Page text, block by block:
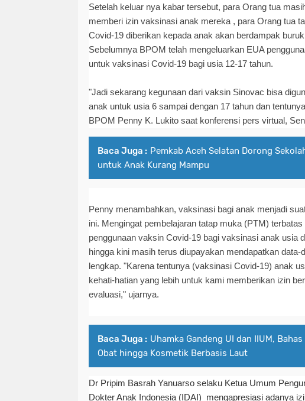
Setelah keluar nya kabar tersebut, para Orang tua
memberi izin vaksinasi anak mereka , para Orang tua
Covid-19 diberikan kepada anak akan berdampak
Sebelumnya BPOM telah mengeluarkan EUA
untuk vaksinasi Covid-19 bagi usia 12-17 tahun.
"Jadi sekarang kegunaan dari vaksin Sinovac bisa
anak untuk usia 6 sampai dengan 17 tahun dan
BPOM Penny K. Lukito saat konferensi pers virtual,
Baca Juga : Pemkab Aceh Selatan Dorong
untuk Anak Kurang Mampu
Penny menambahkan, vaksinasi bagi anak menjadi
ini. Mengingat pembelajaran tatap muka (PTM)
penggunaan vaksin Covid-19 bagi vaksinasi anak usia
hingga kini masih terus diupayakan mendapatkan data-
lengkap. "Karena tentunya (vaksinasi Covid-19) anak
kehati-hatian yang lebih untuk kami memberikan izin
evaluasi," ujarnya.
Baca Juga : Uhamka Gandeng UI dan IIUM,
Obat hingga Kosmetik Berbasis Laut
Dr Pripim Basrah Yanuarso selaku Ketua Umum
Dokter Anak Indonesia (IDAI) mengapresiasi adanya